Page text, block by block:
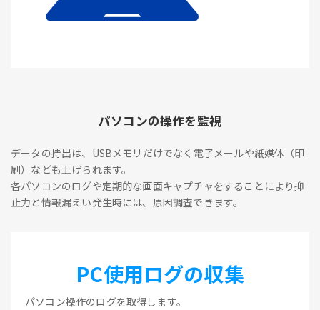
パソコンの操作を監視
データの持出は、USBメモリだけでなく電子メールや紙媒体（印
刷）なども上げられます。
各パソコンのログや定期的な画面キャプチャをすることにより抑
止力と情報漏えい発生時には、原因調査できます。
PC使用ログの収集
パソコン操作のログを取得します。